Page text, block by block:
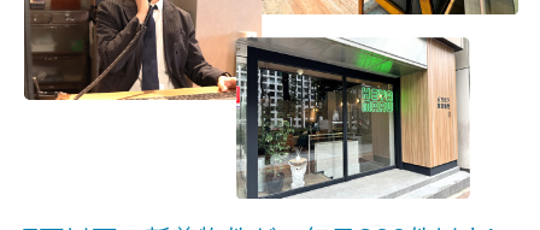
15戸
現状/入居可能日